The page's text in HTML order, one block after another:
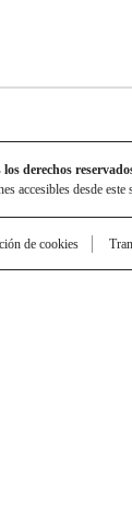
derechos
desde
de cookies